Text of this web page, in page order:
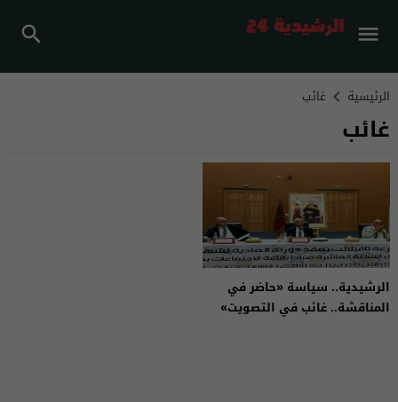
الرئيسية غائب
غائب
الرشيدية.. سياسة «حاضر في
المناقشة.. غائب في التصويت»